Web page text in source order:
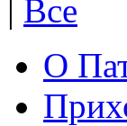
| Все
О